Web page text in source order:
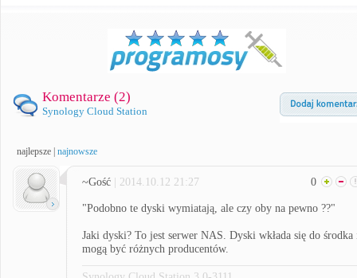
Komentarze (2)
Synology Cloud Station
najlepsze najnowsze
~Gość | 2014.10.12 21:27 0
"Podobno te dyski wymiatają, ale czy oby na pewno ??"
Jaki dyski? To jest serwer NAS. Dyski wkłada się do środka
mogą być różnych producentów.